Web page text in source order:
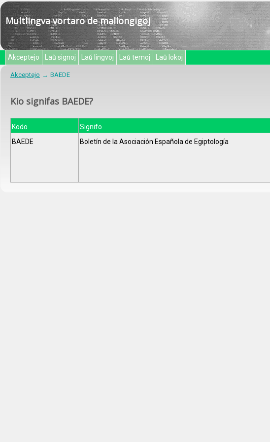
Multlingva vortaro de mallongigoj
Akceptejo Laŭ signoj Laŭ lingvoj Laŭ temoj Laŭ lokoj
Akceptejo BAEDE
Kio signifas BAEDE?
Kodo Signifo
BAEDE
Boletín de la Asociación Española de Egiptología